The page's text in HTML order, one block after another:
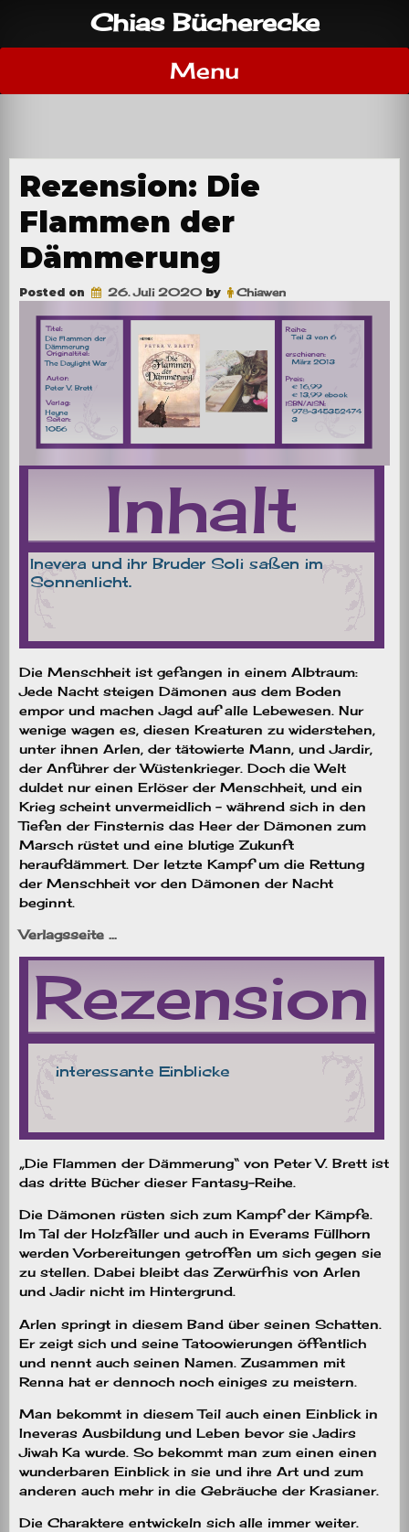
content
Chias Bücherecke
Menu
Rezension: Die
Flammen der
Dämmerung
Posted on 26. Juli 2020by Chiawen
Die Menschheit ist gefangen in einem Albtraum:
Jede Nacht steigen Dämonen aus dem Boden
empor und machen Jagd auf alle Lebewesen. Nur
wenige wagen es, diesen Kreaturen zu widerstehen,
unter ihnen Arlen, der tätowierte Mann, und Jardir,
der Anführer der Wüstenkrieger. Doch die Welt
duldet nur einen Erlöser der Menschheit, und ein
Krieg scheint unvermeidlich – während sich in den
Tiefen der Finsternis das Heer der Dämonen zum
Marsch rüstet und eine blutige Zukunft
heraufdämmert. Der letzte Kampf um die Rettung
der Menschheit vor den Dämonen der Nacht
beginnt.
Verlagsseite …
„Die Flammen der Dämmerung“ von Peter V. Brett ist
das dritte Bücher dieser Fantasy-Reihe.
Die Dämonen rüsten sich zum Kampf der Kämpfe.
Im Tal der Holzfäller und auch in Everams Füllhorn
werden Vorbereitungen getroffen um sich gegen sie
zu stellen. Dabei bleibt das Zerwürfnis von Arlen
und Jadir nicht im Hintergrund.
Arlen springt in diesem Band über seinen Schatten.
Er zeigt sich und seine Tatoowierungen öffentlich
und nennt auch seinen Namen. Zusammen mit
Renna hat er dennoch noch einiges zu meistern.
Man bekommt in diesem Teil auch einen Einblick in
Ineveras Ausbildung und Leben bevor sie Jadirs
Jiwah Ka wurde. So bekommt man zum einen einen
wunderbaren Einblick in sie und ihre Art und zum
anderen auch mehr in die Gebräuche der Krasianer.
Die Charaktere entwickeln sich alle immer weiter.